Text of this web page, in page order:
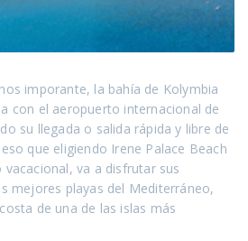
imporante, la bahía de Kolymbia
con el aeropuerto internacional de
su llegada o salida rápida y libre de
que eligiendo Irene Palace Beach
va a disfrutar sus
mejores playas del Mediterráneo,
de una de las islas más